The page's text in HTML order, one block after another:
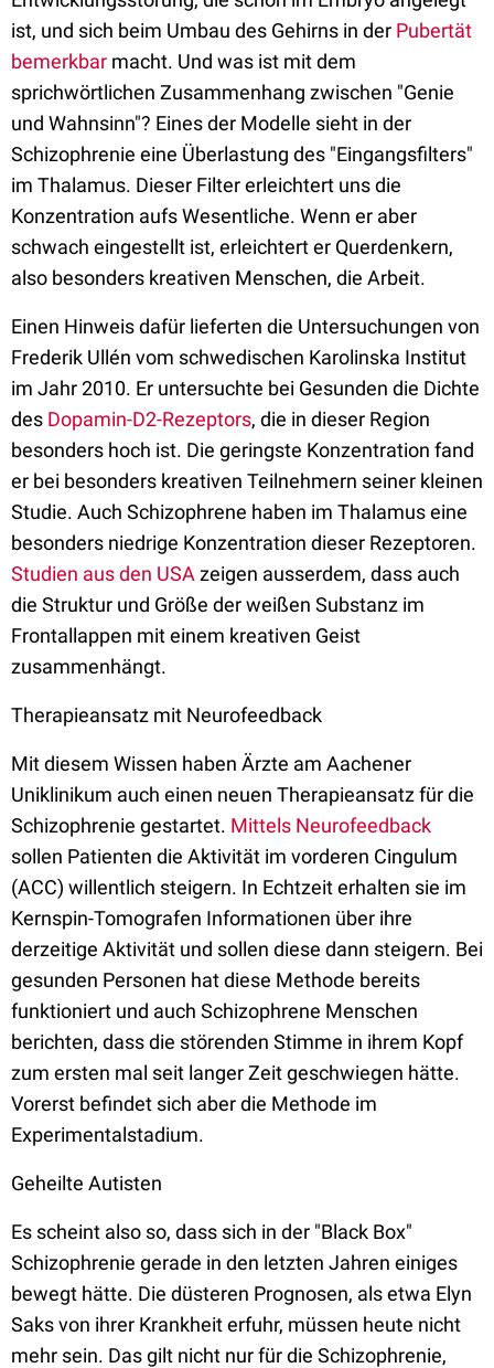
ist, und sich beim Umbau des Gehirns in der Pubertät
bemerkbar macht. Und was ist mit dem
sprichwörtlichen Zusammenhang zwischen "Genie
und Wahnsinn"? Eines der Modelle sieht in der
Schizophrenie eine Überlastung des "Eingangsfilters"
im Thalamus. Dieser Filter erleichtert uns die
Konzentration aufs Wesentliche. Wenn er aber
schwach eingestellt ist, erleichtert er Querdenkern,
also besonders kreativen Menschen, die Arbeit.
Einen Hinweis dafür lieferten die Untersuchungen von
Frederik Ullén vom schwedischen Karolinska Institut
im Jahr 2010. Er untersuchte bei Gesunden die Dichte
des Dopamin-D2-Rezeptors, die in dieser Region
besonders hoch ist. Die geringste Konzentration fand
er bei besonders kreativen Teilnehmern seiner kleinen
Studie. Auch Schizophrene haben im Thalamus eine
besonders niedrige Konzentration dieser Rezeptoren.
Studien aus den USA zeigen ausserdem, dass auch
die Struktur und Größe der weißen Substanz im
Frontallappen mit einem kreativen Geist
zusammenhängt.
Therapieansatz mit Neurofeedback
Mit diesem Wissen haben Ärzte am Aachener
Uniklinikum auch einen neuen Therapieansatz für die
Schizophrenie gestartet. Mittels Neurofeedback
sollen Patienten die Aktivität im vorderen Cingulum
(ACC) willentlich steigern. In Echtzeit erhalten sie im
Kernspin-Tomografen Informationen über ihre
derzeitige Aktivität und sollen diese dann steigern. Bei
gesunden Personen hat diese Methode bereits
funktioniert und auch Schizophrene Menschen
berichten, dass die störenden Stimme in ihrem Kopf
zum ersten mal seit langer Zeit geschwiegen hätte.
Vorerst befindet sich aber die Methode im
Experimentalstadium.
Geheilte Autisten
Es scheint also so, dass sich in der "Black Box"
Schizophrenie gerade in den letzten Jahren einiges
bewegt hätte. Die düsteren Prognosen, als etwa Elyn
Saks von ihrer Krankheit erfuhr, müssen heute nicht
mehr sein. Das gilt nicht nur für die Schizophrenie,